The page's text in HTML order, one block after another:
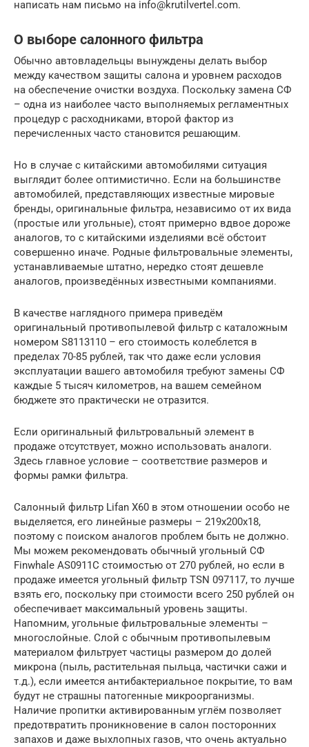
написать нам письмо на info@krutilvertel.com.
О выборе салонного фильтра
Обычно автовладельцы вынуждены делать выбор
между качеством защиты салона и уровнем расходов
на обеспечение очистки воздуха. Поскольку замена СФ
– одна из наиболее часто выполняемых регламентных
процедур с расходниками, второй фактор из
перечисленных часто становится решающим.
Но в случае с китайскими автомобилями ситуация
выглядит более оптимистично. Если на большинстве
автомобилей, представляющих известные мировые
бренды, оригинальные фильтра, независимо от их вида
(простые или угольные), стоят примерно вдвое дороже
аналогов, то с китайскими изделиями всё обстоит
совершенно иначе. Родные фильтровальные элементы,
устанавливаемые штатно, нередко стоят дешевле
аналогов, произведённых известными компаниями.
В качестве наглядного примера приведём
оригинальный противопылевой фильтр с каталожным
номером S8113110 – его стоимость колеблется в
пределах 70-85 рублей, так что даже если условия
эксплуатации вашего автомобиля требуют замены СФ
каждые 5 тысяч километров, на вашем семейном
бюджете это практически не отразится.
Если оригинальный фильтровальный элемент в
продаже отсутствует, можно использовать аналоги.
Здесь главное условие – соответствие размеров и
формы рамки фильтра.
Салонный фильтр Lifan Х60 в этом отношении особо не
выделяется, его линейные размеры – 219х200х18,
поэтому с поиском аналогов проблем быть не должно.
Мы можем рекомендовать обычный угольный СФ
Finwhale AS0911C стоимостью от 270 рублей, но если в
продаже имеется угольный фильтр TSN 097117, то лучше
взять его, поскольку при стоимости всего 250 рублей он
обеспечивает максимальный уровень защиты.
Напомним, угольные фильтровальные элементы –
многослойные. Слой с обычным противопылевым
материалом фильтрует частицы размером до долей
микрона (пыль, растительная пыльца, частички сажи и
т.д.), если имеется антибактериальное покрытие, то вам
будут не страшны патогенные микроорганизмы.
Наличие пропитки активированным углём позволяет
предотвратить проникновение в салон посторонних
запахов и даже выхлопных газов, что очень актуально